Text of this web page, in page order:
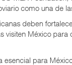
como una de
deben
visiten México
para